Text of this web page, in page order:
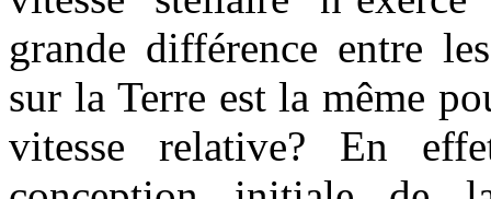
grande différence entre
sur la Terre est la même
vitesse relative? En